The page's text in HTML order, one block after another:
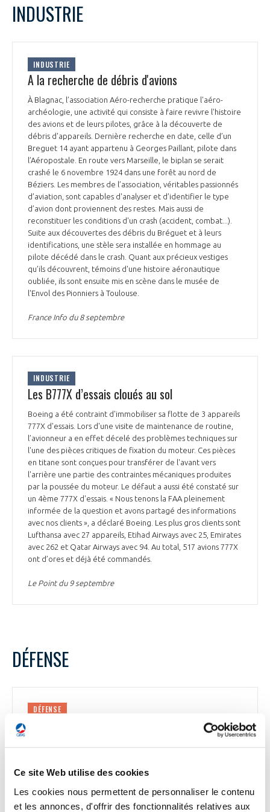
Ce site Web utilise des cookies
Les cookies nous permettent de personnaliser le contenu
et les annonces, d'offrir des fonctionnalités relatives aux
INDUSTRIE
INDUSTRIE
A la recherche de débris d'avions
À Blagnac, l’association Aéro-recherche pratique l'aéro-
archéologie, une activité qui consiste à faire revivre l'histoire
des avions et de leurs pilotes, grâce à la découverte de
débris d'appareils. Dernière recherche en date, celle d’un
Breguet 14 ayant appartenu à Georges Paillant, pilote dans
l’Aéropostale. En route vers Marseille, le biplan se serait
crashé le 6 novembre 1924 dans une forêt au nord de
Béziers. Les membres de l’association, véritables passionnés
d’aviation, sont capables d'analyser et d’identifier le type
d’avion dont proviennent des restes. Mais aussi de
reconstituer les conditions d'un crash (accident, combat...).
Suite aux découvertes des débris du Bréguet et à leurs
identifications, une stèle sera installée en hommage au
pilote décédé dans le crash. Quant aux précieux vestiges
qu’ils découvrent, témoins d'une histoire aéronautique
oubliée, ils sont ensuite mis en scène dans le musée de
l'Envol des Pionniers à Toulouse.
France Info du 8 septembre
INDUSTRIE
Les B777X d’essais cloués au sol
Boeing a été contraint d'immobiliser sa flotte de 3 appareils
777X d'essais. Lors d'une visite de maintenance de routine,
l’avionneur a en effet décelé des problèmes techniques sur
l'une des pièces critiques de fixation du moteur. Ces pièces
en titane sont conçues pour transférer de l'avant vers
l'arrière une partie des contraintes mécaniques produites
par la poussée du moteur. Le défaut a aussi été constaté sur
un 4ème 777X d'essais. « Nous tenons la FAA pleinement
informée de la question et avons partagé des informations
avec nos clients », a déclaré Boeing. Les plus gros clients sont
Lufthansa avec 27 appareils, Etihad Airways avec 25, Emirates
avec 262 et Qatar Airways avec 94. Au total, 517 avions 777X
ont d’ores et déjà été commandés.
Le Point du 9 septembre
DÉFENSE
DÉFENSE
La mission Pégase organisée par l’armée de
mission Pégase, une opération de déploiement de forces
France peut intervenir rapidement en cas de crise
géopolitique. L’occasion d’assurer la souveraineté du pays,